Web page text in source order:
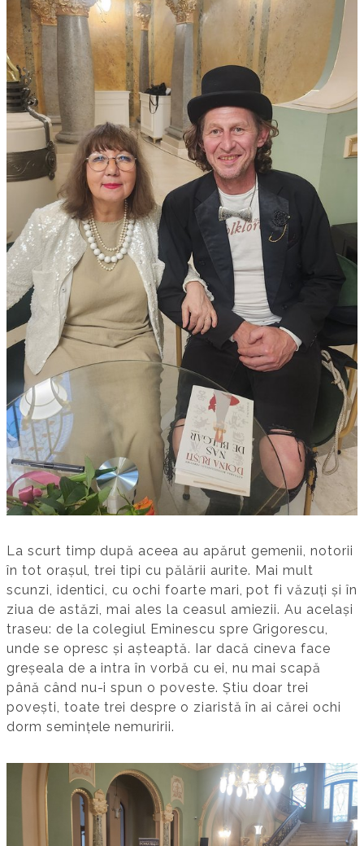
La scurt timp după aceea au apărut gemenii, notorii
în tot orașul, trei tipi cu pălării aurite. Mai mult
scunzi, identici, cu ochi foarte mari, pot fi văzuți și în
ziua de astăzi, mai ales la ceasul amiezii. Au același
traseu: de la colegiul Eminescu spre Grigorescu,
unde se opresc și așteaptă. Iar dacă cineva face
greșeala de a intra în vorbă cu ei, nu mai scapă
până când nu-i spun o poveste. Știu doar trei
povești, toate trei despre o ziaristă în ai cărei ochi
dorm semințele nemuririi.